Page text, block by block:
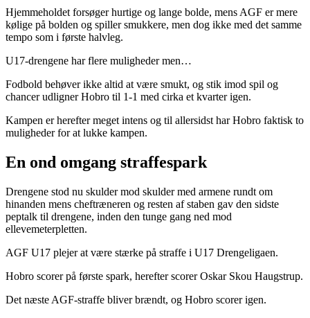
Hjemmeholdet forsøger hurtige og lange bolde, mens AGF er mere
kølige på bolden og spiller smukkere, men dog ikke med det samme
tempo som i første halvleg.
U17-drengene har flere muligheder men…
Fodbold behøver ikke altid at være smukt, og stik imod spil og
chancer udligner Hobro til 1-1 med cirka et kvarter igen.
Kampen er herefter meget intens og til allersidst har Hobro faktisk to
muligheder for at lukke kampen.
En ond omgang straffespark
Drengene stod nu skulder mod skulder med armene rundt om
hinanden mens cheftræneren og resten af staben gav den sidste
peptalk til drengene, inden den tunge gang ned mod
ellevemeterpletten.
AGF U17 plejer at være stærke på straffe i U17 Drengeligaen.
Hobro scorer på første spark, herefter scorer Oskar Skou Haugstrup.
Det næste AGF-straffe bliver brændt, og Hobro scorer igen.